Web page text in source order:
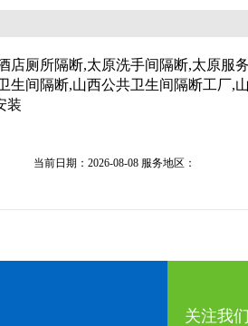
店厕所隔断,太原洗手间隔断,太原服
生间隔断,山西公共卫生间隔断工厂,
装
当前日期：2026-08-08 服务地区：
关注我